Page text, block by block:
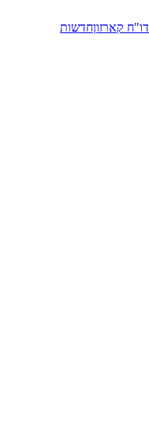
דו"ח קארזוןחדשות